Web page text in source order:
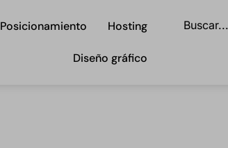
Posicionamiento Hosting
Diseño gráfico